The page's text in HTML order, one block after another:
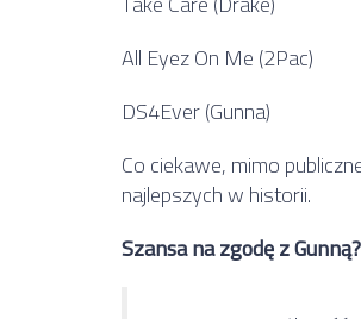
All Eyez On Me (2Pac)
DS4Ever (Gunna)
Co ciekawe, mimo
najlepszych w historii.
Szansa na zgodę z Gunną?